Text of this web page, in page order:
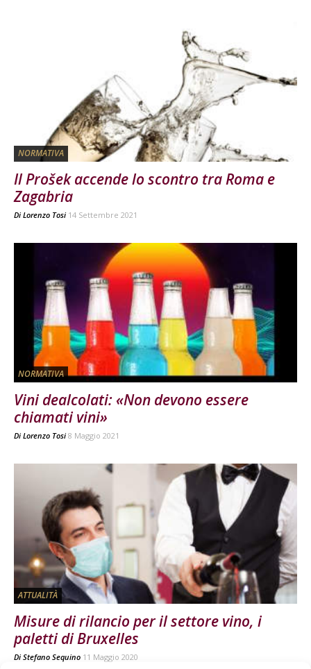
NORMATIVA
Il Prošek accende lo scontro tra Roma e
Zagabria
Di Lorenzo Tosi 14 Settembre 2021
NORMATIVA
Vini dealcolati: «Non devono essere
chiamati vini»
Di Lorenzo Tosi 8 Maggio 2021
ATTUALITÀ
Misure di rilancio per il settore vino, i
paletti di Bruxelles
Di Stefano Sequino 11 Maggio 2020